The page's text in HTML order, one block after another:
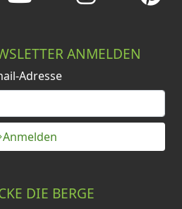
ANMELDEN
Adresse
Anmelden
DIE BERGE